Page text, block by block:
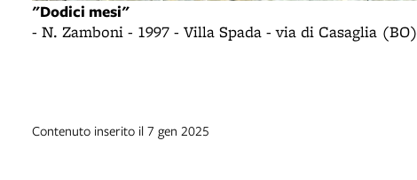
"Dodici mesi"
- N. Zamboni - 1997 - Villa Spada - via di Casaglia (BO)
Contenuto inserito il 7 gen 2025